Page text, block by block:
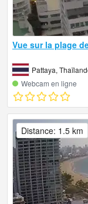
Vue sur la plage
Pattaya,
Webcam en ligne
Distance: 1.5 km